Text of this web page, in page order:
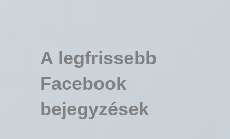
A legfrissebb
Facebook
bejegyzések